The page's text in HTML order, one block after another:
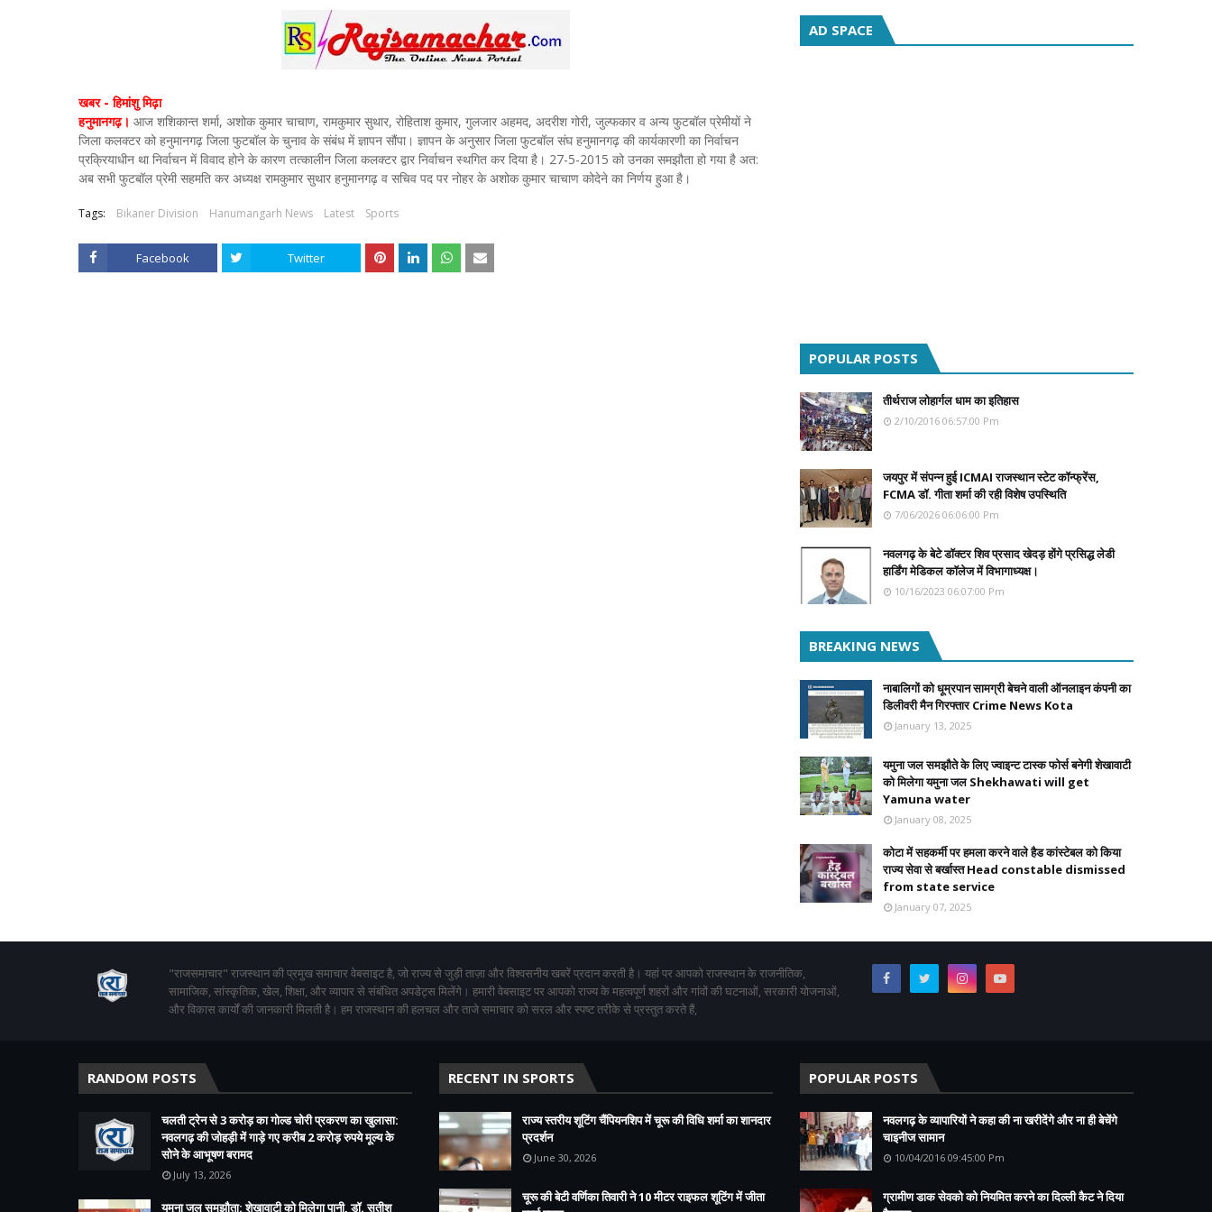
खबर - हिमांशु मिढ़ा
हनुमानगढ़। आज शशिकान्त शर्मा, अशोक कुमार चाचाण, रामकुमार सुथार, रोहिताश कुमार, गुलजार अहमद, अदरीश गोरी, जुल्फकार व अन्य फुटबॉल प्रेमीयों ने
जिला कलक्टर को हनुमानगढ़ जिला फुटबॉल के चुनाव के संबंध में ज्ञापन सौंपा। ज्ञापन के अनुसार जिला फुटबॉल संघ हनुमानगढ़ की कार्यकारणी का निर्वाचन
प्रक्रियाधीन था निर्वाचन में विवाद होने के कारण तत्कालीन जिला कलक्टर द्वार निर्वाचन स्थगित कर दिया है। 27-5-2015 को उनका समझौता हो गया है अत:
अब सभी फुटबॉल प्रेमी सहमति कर अध्यक्ष रामकुमार सुथार हनुमानगढ़ व सचिव पद पर नोहर के अशोक कुमार चाचाण कोदेने का निर्णय हुआ है।
Tags: Bikaner Division Hanumangarh News Latest Sports
Facebook Twitter
AD SPACE
POPULAR POSTS
तीर्थराज लोहार्गल धाम का इतिहास
2/10/2016 06:57:00 Pm
जयपुर में संपन्न हुई ICMAI राजस्थान स्टेट कॉन्फ्रेंस,
FCMA डॉ. गीता शर्मा की रही विशेष उपस्थिति
7/06/2026 06:06:00 Pm
नवलगढ़ के बेटे डॉक्टर शिव प्रसाद खेदड़ होंगे प्रसिद्ध लेडी
हार्डिंग मेडिकल कॉलेज में विभागाध्यक्ष।
10/16/2023 06:07:00 Pm
BREAKING NEWS
नाबालिगों को धूम्रपान सामग्री बेचने वाली ऑनलाइन कंपनी का
डिलीवरी मैन गिरफ्तार Crime News Kota
January 13, 2025
यमुना जल समझौते के लिए ज्वाइन्ट टास्क फोर्स बनेगी शेखावाटी
को मिलेगा यमुना जल Shekhawati will get
Yamuna water
January 08, 2025
कोटा में सहकर्मी पर हमला करने वाले हैड कांस्टेबल को किया
राज्य सेवा से बर्खास्त Head constable dismissed
from state service
January 07, 2025
"राजसमाचार" राजस्थान की प्रमुख समाचार वेबसाइट है, जो राज्य से जुड़ी ताज़ा और विश्वसनीय खबरें प्रदान करती है। यहां पर आपको राजस्थान के राजनीतिक,
सामाजिक, सांस्कृतिक, खेल, शिक्षा, और व्यापार से संबंधित अपडेट्स मिलेंगे। हमारी वेबसाइट पर आपको राज्य के महत्वपूर्ण शहरों और गांवों की घटनाओं, सरकारी योजनाओं,
और विकास कार्यों की जानकारी मिलती है। हम राजस्थान की हलचल और ताजे समाचार को सरल और स्पष्ट तरीके से प्रस्तुत करते हैं,
RANDOM POSTS
चलती ट्रेन से 3 करोड़ का गोल्ड चोरी प्रकरण का खुलासा:
नवलगढ़ की जोहड़ी में गाड़े गए करीब 2 करोड़ रुपये मूल्य के
सोने के आभूषण बरामद
July 13, 2026
यमुना जल समझौता: शेखावाटी को मिलेगा पानी, डॉ. सतीश
RECENT IN SPORTS
राज्य स्तरीय शूटिंग चैंपियनशिप में चूरू की विधि शर्मा का शानदार
प्रदर्शन
June 30, 2026
चूरू की बेटी वर्णिका तिवारी ने 10 मीटर राइफल शूटिंग में जीता
POPULAR POSTS
नवलगढ़ के व्यापारियों ने कहा की ना खरीदेंगे और ना ही बेचेंगे
चाइनीज सामान
10/04/2016 09:45:00 Pm
ग्रामीण डाक सेवको को नियमित करने का दिल्ली कैट ने दिया